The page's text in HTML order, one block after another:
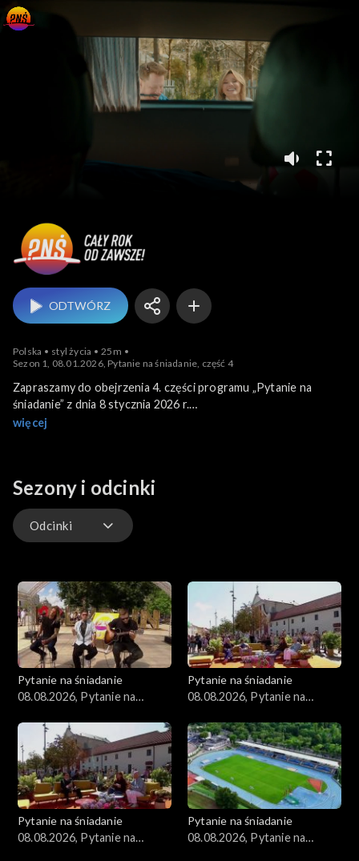
ODTWÓRZ
Polska styl życia
25m
Sezon 1, 08.01.2026, Pytanie na śniadanie, część 4
Zapraszamy do obejrzenia 4. części programu „Pytanie na
śniadanie” z dnia 8 stycznia 2026 r.
Program poprowadzili: Beata Tadla i Robert El Gendy.
więcej
Sezony i odcinki
Odcinki
Gwiazdy
Scena Pnś
Ludzie
Zdrowie
Porady
Czerwony Dywan
Pytanie na śniadanie
08.08.2026, Pytanie na
Pytanie na śniadanie
08.08.2026, Pytanie na
Pytanie na śniadanie
08.08.2026, Pytanie na
Pytanie na śniadanie
08.08.2026, Pytanie na